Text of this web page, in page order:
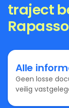
traject
Alle
Geen losse
veilig